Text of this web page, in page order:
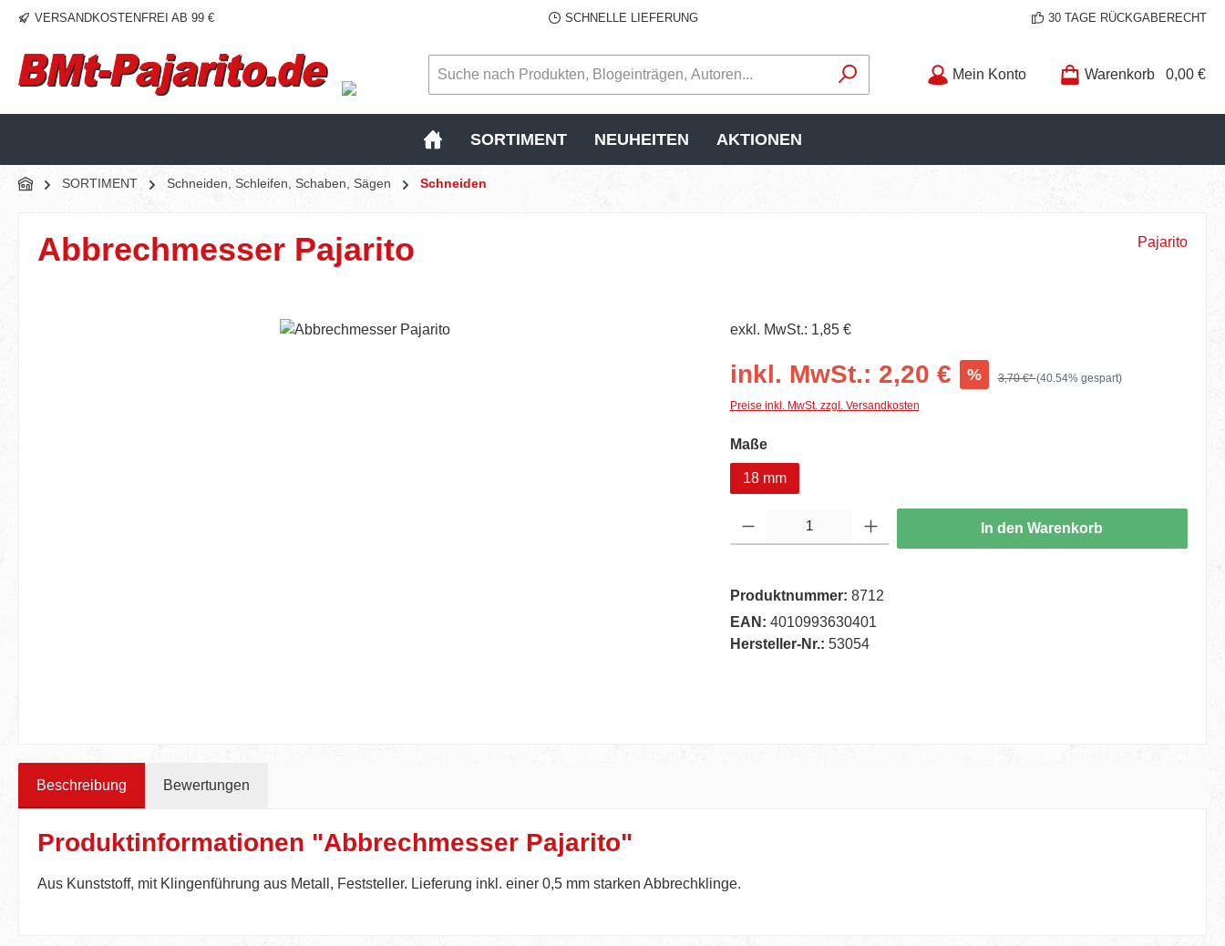
Hauptinhalt springen
Zur Suche springen
Zur Hauptnavigation springen
VERSANDKOSTENFREI AB 99 € SCHNELLE LIEFERUNG 30 TAGE RÜCKGABERECHT
Mein Konto Warenkorb 0,00 €
SORTIMENT NEUHEITEN AKTIONEN
SORTIMENT Schneiden, Schleifen, Schaben, Sägen Schneiden
Abbrechmesser Pajarito Pajarito
exkl. MwSt.: 1,85 €
inkl. MwSt.: 2,20 € % 3,70 €*(40.54% gespart)
Preise inkl. MwSt. zzgl. Versandkosten
Maßeauswählen
18 mm
In den Warenkorb
Produktnummer: 8712
EAN: 4010993630401
Hersteller-Nr.: 53054
Beschreibung Bewertungen
Produktinformationen "Abbrechmesser Pajarito"
Aus Kunststoff, mit Klingenführung aus Metall, Feststeller. Lieferung inkl. einer 0,5 mm starken Abbrechklinge.